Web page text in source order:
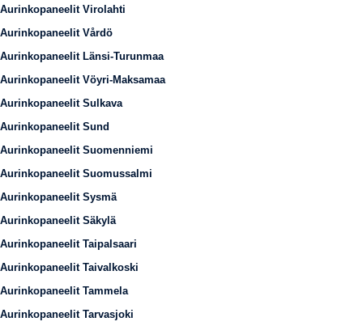
Aurinkopaneelit Virolahti
Aurinkopaneelit Vårdö
Aurinkopaneelit Länsi-Turunmaa
Aurinkopaneelit Vöyri-Maksamaa
Aurinkopaneelit Sulkava
Aurinkopaneelit Sund
Aurinkopaneelit Suomenniemi
Aurinkopaneelit Suomussalmi
Aurinkopaneelit Sysmä
Aurinkopaneelit Säkylä
Aurinkopaneelit Taipalsaari
Aurinkopaneelit Taivalkoski
Aurinkopaneelit Tammela
Aurinkopaneelit Tarvasjoki